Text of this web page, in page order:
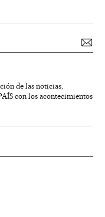
de las noticias,
con los acontecimientos